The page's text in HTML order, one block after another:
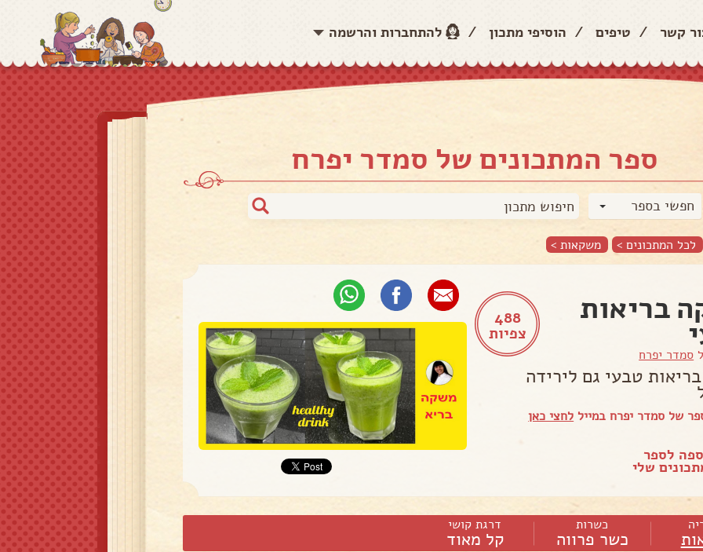
קשר / טיפים / הוסיפי מתכון / להתחברות והרשמה
ספר המתכונים של סמדר יפרח
חפשי בספר
לכל המתכונים > משקאות >
488
צפיות
בריאות
סמדר יפרח
טבעי גם לירידה
של סמדר יפרח במייל לחצי כאן
לספר
שלי
כשרות
כשר פרווה
דרגת קושי
קל מאוד